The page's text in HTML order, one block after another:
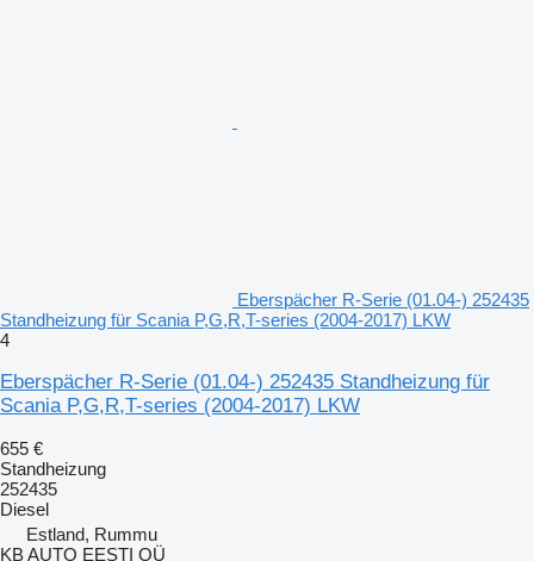
Eberspächer R-Serie (01.04-) 252435
Standheizung für Scania P,G,R,T-series (2004-2017) LKW
4
Eberspächer R-Serie (01.04-) 252435 Standheizung für
Scania P,G,R,T-series (2004-2017) LKW
655 €
Standheizung
252435
Diesel
Estland, Rummu
KB AUTO EESTI OÜ